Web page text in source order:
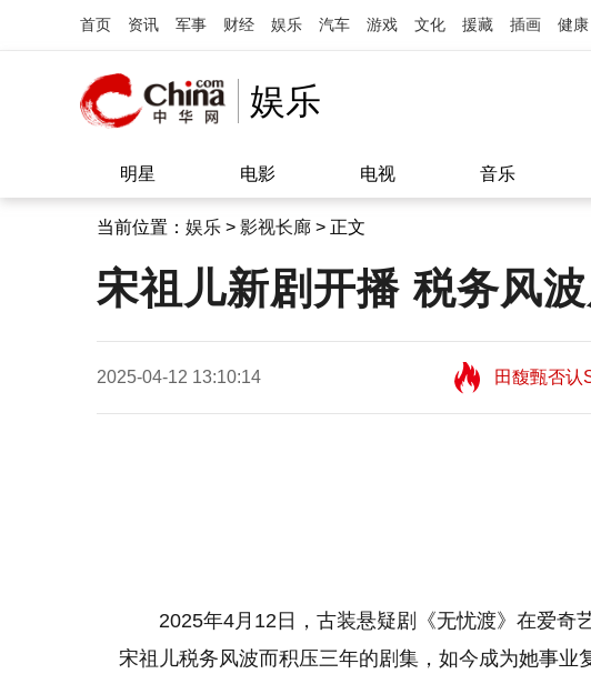
首页 资讯 军事 财经 娱乐 汽车 游戏 文化 援藏 插画 健康
娱乐
明星 电影 电视 音乐
当前位置： 娱乐 > 影视长廊 > 正文
宋祖儿新剧开播 税务风
2025-04-12 13:10:14
田馥甄否认
2025年4月12日，古装悬疑剧《无忧渡》在爱奇
宋祖儿税务风波而积压三年的剧集，如今成为她事业